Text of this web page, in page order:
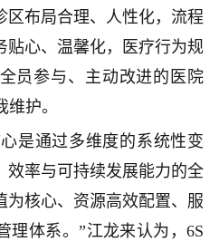
区布局合理、人性化，流程
贴心、温馨化，医疗行为规
员参与、主动改进的医院
护。
是通过多维度的系统性变
效率与可持续发展能力的全
为核心、资源高效配置、服
理体系。”江龙来认为，6S